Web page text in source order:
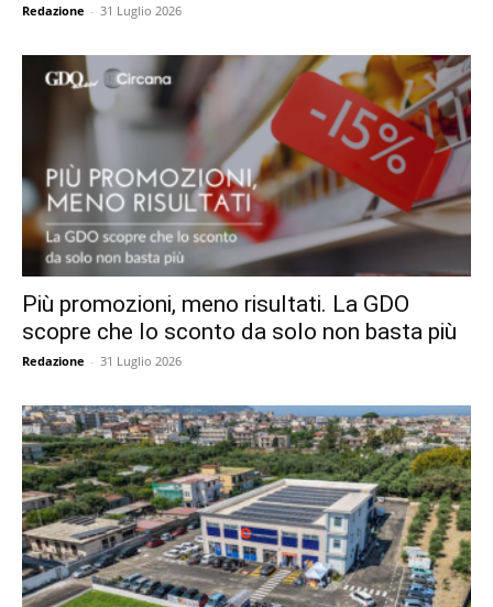
Redazione - 31 Luglio 2026
Più promozioni, meno risultati. La GDO
scopre che lo sconto da solo non basta più
Redazione - 31 Luglio 2026